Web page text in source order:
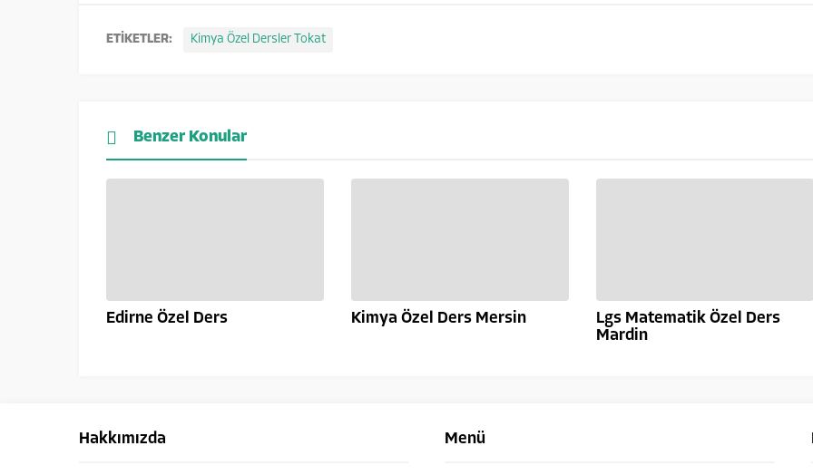
ETİKETLER: Kimya Özel Dersler Tokat
Benzer Konular
Edirne Özel Ders Kimya Özel Ders Mersin
Lgs Matematik Özel Ders
Mardin
Hakkımızda Menü